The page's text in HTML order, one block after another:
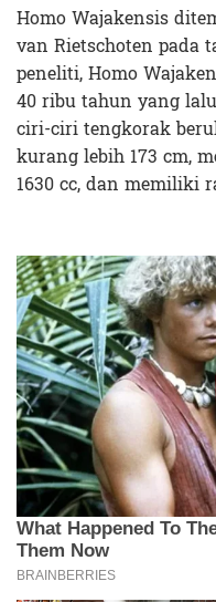
Homo Wajakensis
van Rietschoten pada
peneliti, Homo
40 ribu tahun yang
ciri-ciri tengkorak
kurang lebih 173 cm,
1630 cc, dan memiliki